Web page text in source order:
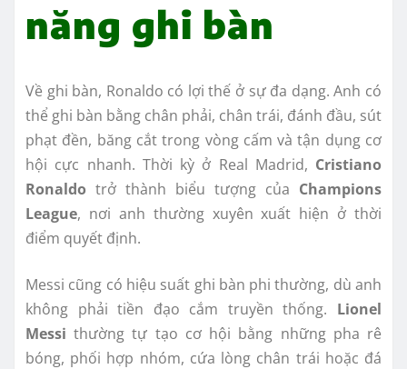
năng ghi bàn
Về ghi bàn, Ronaldo có lợi thế ở sự đa dạng. Anh có
thể ghi bàn bằng chân phải, chân trái, đánh đầu, sút
phạt đền, băng cắt trong vòng cấm và tận dụng cơ
hội cực nhanh. Thời kỳ ở Real Madrid, Cristiano
Ronaldo trở thành biểu tượng của Champions
League, nơi anh thường xuyên xuất hiện ở thời
điểm quyết định.
Messi cũng có hiệu suất ghi bàn phi thường, dù anh
không phải tiền đạo cắm truyền thống. Lionel
Messi thường tự tạo cơ hội bằng những pha rê
bóng, phối hợp nhóm, cứa lòng chân trái hoặc đá